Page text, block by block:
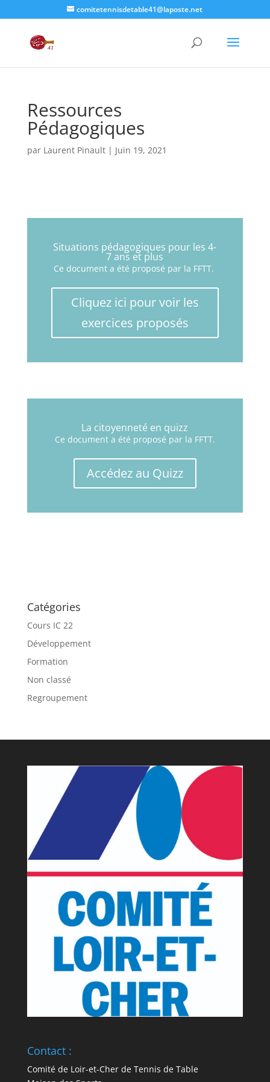
comitetennisdetable41@laposte.net
Ressources
Pédagogiques
par Laurent Pinault| Juin 19, 2021
Situations pédagogiques pour les 4-
7 ans et plus
Ce document a été proposé par la FFTT.
Cliquez ici pour voir les
exercices proposés
La citoyenneté en quizz
Ce document a été proposé par la FFTT.
Accédez au Quizz
Catégories
Cours IC 22
Développement
Formation
Non classé
Regroupement
Contact :
Comité de Loir-et-Cher de Tennis de Table